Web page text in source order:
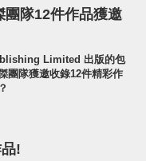
隊12件作品獲邀
Limited 出版的包
團隊獲邀收錄12件精彩作
!